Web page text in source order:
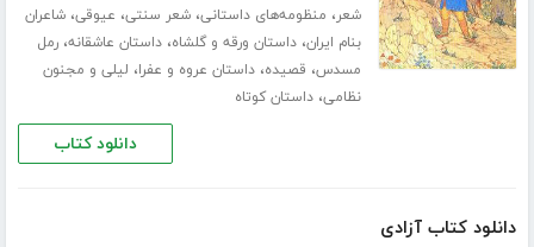
شعر، منظومه‌های داستانی،شعر سنتی، عیوقی،شاعران
بنام ایران،داستان ورقه و گلشاه،داستان عاشقانه،رمل
مسدس، قصیده،داستان عروه و عفرا، لیلی و مجنون
نظامی،داستان کوتاه
دانلود کتاب
دانلود کتاب آزادی